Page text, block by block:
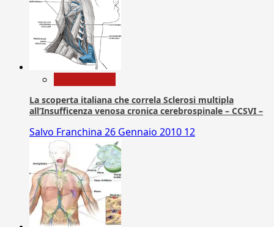
La scoperta italiana che correla Sclerosi multipla
all’Insufficenza venosa cronica cerebrospinale – CCSVI –
Salvo Franchina 26 Gennaio 2010 12